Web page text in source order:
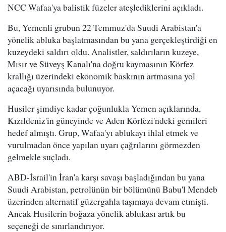
NCC Wafaa'ya balistik füzeler ateşlediklerini açıkladı.
Bu, Yemenli grubun 22 Temmuz'da Suudi Arabistan'a
yönelik abluka başlatmasından bu yana gerçekleştirdiği en
kuzeydeki saldırı oldu. Analistler, saldırıların kuzeye,
Mısır ve Süveyş Kanalı'na doğru kaymasının Körfez
krallığı üzerindeki ekonomik baskının artmasına yol
açacağı uyarısında bulunuyor.
Husiler şimdiye kadar çoğunlukla Yemen açıklarında,
Kızıldeniz'in güneyinde ve Aden Körfezi'ndeki gemileri
hedef almıştı. Grup, Wafaa'yı ablukayı ihlal etmek ve
vurulmadan önce yapılan uyarı çağrılarını görmezden
gelmekle suçladı.
ABD-İsrail'in İran'a karşı savaşı başladığından bu yana
Suudi Arabistan, petrolünün bir bölümünü Babu'l Mendeb
üzerinden alternatif güzergahla taşımaya devam etmişti.
Ancak Husilerin boğaza yönelik ablukası artık bu
seçeneği de sınırlandırıyor.